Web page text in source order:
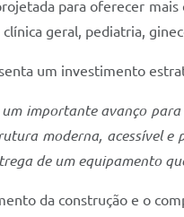
para oferecer
geral, pediatria,
um investimento
importante avanço
moderna, acessível
de um equipamento
da construção e o